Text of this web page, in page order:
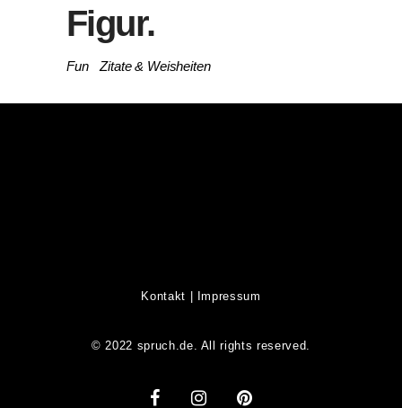
Figur.
Fun Zitate & Weisheiten
Kontakt Impressum
© 2022 spruch.de. All rights reserved.